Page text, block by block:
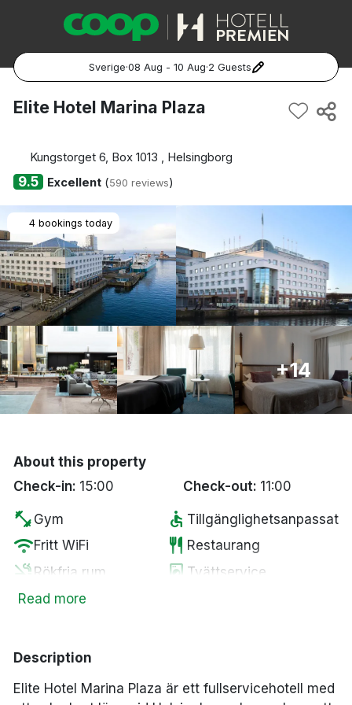
Sverige·08 Aug - 10 Aug·2 Guests
Popular Destinations:
Göteborg
Malmö
Hela Norge
Oslo
Bergen
Hela Danmark
Elite Hotel Marina Plaza
Kungstorget 6, Box 1013 , Helsingborg
9.5 Excellent(590 reviews)
4 bookings today
+14
About this property
Check-in: 15:00 Check-out: 11:00
fitness_center Gym accessible Tillgänglighetsanpassat
wifiFritt WiFi restaurant Restaurang
smoke_free Rökfria rum local_laundry_service Tvättservice
saunaBastu
wine_barMinibar
room_serviceFamiljerum
Read more
Description
Elite Hotel Marina Plaza är ett fullservicehotell med